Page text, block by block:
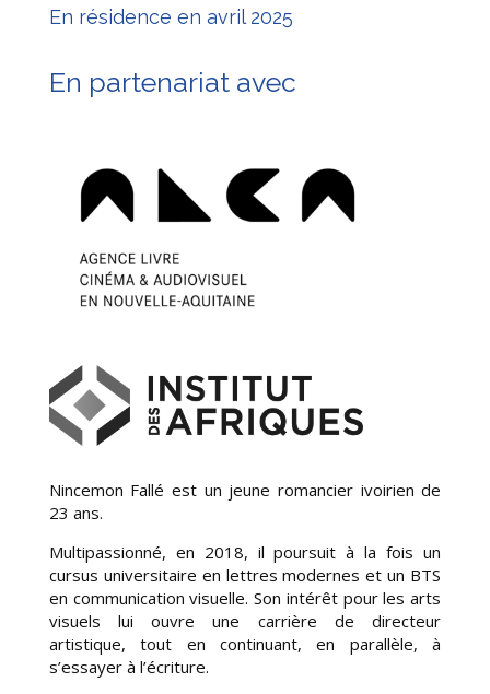
En résidence en avril 2025
En partenariat avec
Nincemon Fallé est un jeune romancier ivoirien de
23 ans.
Multipassionné, en 2018, il poursuit à la fois un
cursus universitaire en lettres modernes et un BTS
en communication visuelle. Son intérêt pour les arts
visuels lui ouvre une carrière de directeur
artistique, tout en continuant, en parallèle, à
s’essayer à l’écriture.